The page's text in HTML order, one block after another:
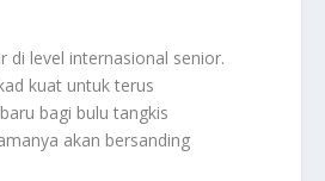
di level internasional senior.
kuat untuk terus
bagi bulu tangkis
akan bersanding